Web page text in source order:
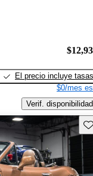
El precio incluye tasas
$0/mes
Verif. disponibilidad